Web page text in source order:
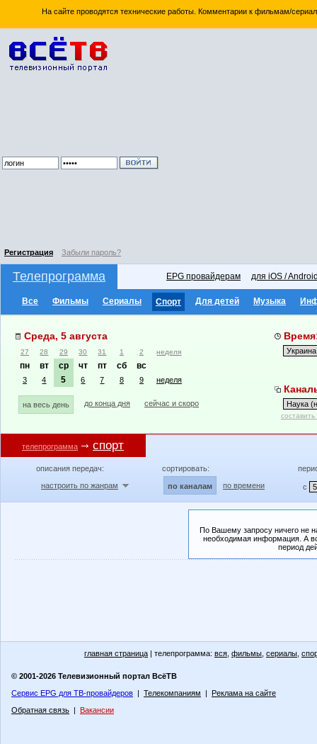
На сайте проводятся технические работы. Комментарии к фильмам/
Регистрация Забыли пароль?
Телепрограмма EPG провайдерам для iOS /
Все Фильмы Сериалы Спорт Для детей Музыка
Среда, 5 августа
27 28 29 30 31 1 2 неделя
пн вт ср чт пт сб вс
3 4 5 6 7 8 9 неделя
на весь день до конца дня сейчас и скоро
телепрограмма спорт
описания передач:
настроить по жанрам
сортировать:
по каналам по времени с
По Вашему запросу ничего не
необходимая информация. А
период
главная страница | телепрограмма: вся фильмы сериалы
© 2001-2026 Телевизионный портал ВсёТВ
Сервис EPG для ТВ-провайдеров | Телекомпаниям | Реклама на сайте
Обратная связь | Вакансии